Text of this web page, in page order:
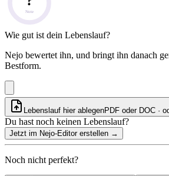
Note
Wie gut ist dein Lebenslauf?
Nejo bewertet ihn, und bringt ihn danach
Bestform.
Lebenslauf hier ablegenPDF oder DOC ·
Du hast noch keinen Lebenslauf?
Jetzt im Nejo-Editor erstellen →
Noch nicht perfekt?